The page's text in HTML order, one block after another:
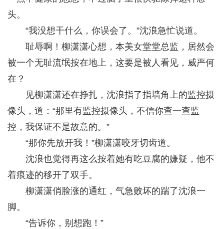
头。
“我没想干什么，你误会了。”沈浪急忙说道。
耻辱啊！柳潇潇心想，本美女堂堂总监，居然会
被一个无耻流氓按在地上，这要是被人看见，威严何
在？
见柳潇潇还在挣扎，沈浪指了指墙角上的监控摄
像头，道：“那里有监控摄像头，不信你查一查监
控，我保证不是故意的。”
“那你先放开我！”柳潇潇咬牙切齿道。
沈浪也觉得再这么按着她有吃豆腐的嫌疑，他不
着痕迹的移开了双手。
柳潇潇俏脸涨的通红，气急败坏的踹了沈浪一
脚。
“告诉你，别想跑！”